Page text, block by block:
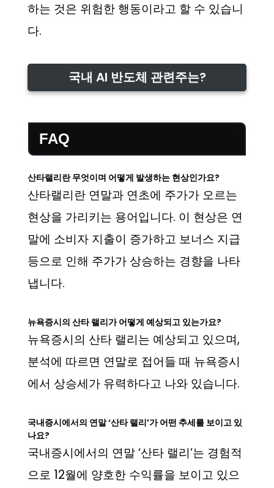
하는 것은 위험한 행동이라고 할 수 있습니
다.
국내 AI 반도체 관련주는?
FAQ
산타랠리란 무엇이며 어떻게 발생하는 현상인가요?
산타랠리란 연말과 연초에 주가가 오르는
현상을 가리키는 용어입니다. 이 현상은 연
말에 소비자 지출이 증가하고 보너스 지급
등으로 인해 주가가 상승하는 경향을 나타
냅니다.
뉴욕증시의 산타 랠리가 어떻게 예상되고 있는가요?
뉴욕증시의 산타 랠리는 예상되고 있으며,
분석에 따르면 연말로 접어들 때 뉴욕증시
에서 상승세가 유력하다고 나와 있습니다.
국내증시에서의 연말 ‘산타 랠리’가 어떤 추세를 보이고 있
나요?
국내증시에서의 연말 ‘산타 랠리’는 경험적
으로 12월에 양호한 수익률을 보이고 있으